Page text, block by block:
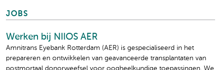
JOBS
Werken bij NIIOS AER
Amnitrans Eyebank Rotterdam (AER) is gespecialiseerd in het
prepareren en ontwikkelen van geavanceerde transplantaten van